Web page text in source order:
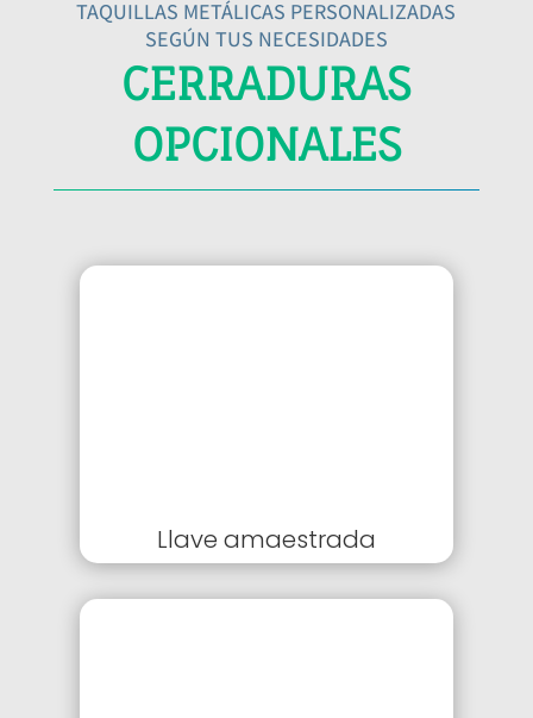
TAQUILLAS METÁLICAS PERSONALIZADAS
SEGÚN TUS NECESIDADES
CERRADURAS
OPCIONALES
Llave amaestrada